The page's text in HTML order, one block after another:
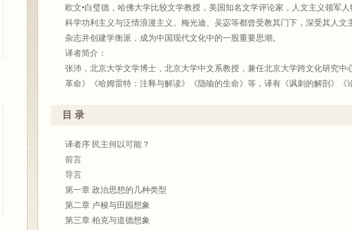
欧文•白璧德，哈佛大学比较文学教授，美国知名文学评论家，人文主义领军
科学功利主义与泛情浪漫主义。梅光迪、吴宓等都曾受教其门下，深受其人
杂志并创建学衡派，成为中国现代文化中的一股重要思潮。
译者简介：
张沛，北京大学文学博士，北京大学中文系教授，兼任北京大学跨文化研究
革命》《哈姆雷特：注释与解读》《隐喻的生命》等，译有《讽刺的解剖》
张源，北京大学中文系博士，北京师范大学文学院教授、博士生导师，美国
义”——学衡派与白璧德》《靡不有初：柏拉图世界的开端》，译有《文学与
同：人的自我完善》《社会中的理性》等。
目 录
译者序 民主何以可能？
前言
导言
第一章 政治思想的几种类型
第二章 卢梭与田园想象
第三章 柏克与道德想象